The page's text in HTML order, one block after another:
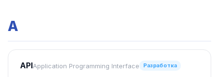
A
APIApplication Programming Interface Разработка